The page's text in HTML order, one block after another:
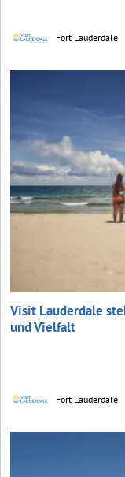
Fort Lauderdale
Visit Lauderdale
und Vielfalt
Fort Lauderdale